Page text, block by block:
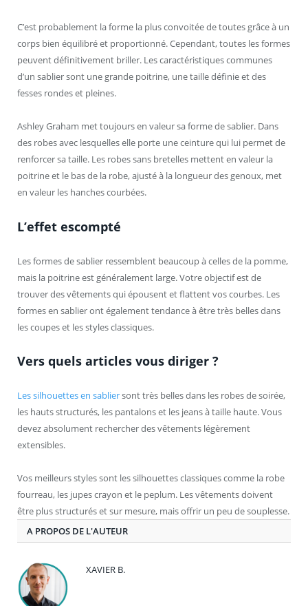
C’est probablement la forme la plus convoitée de toutes grâce à un
corps bien équilibré et proportionné. Cependant, toutes les formes
peuvent définitivement briller. Les caractéristiques communes
d’un sablier sont une grande poitrine, une taille définie et des
fesses rondes et pleines.
Ashley Graham met toujours en valeur sa forme de sablier. Dans
des robes avec lesquelles elle porte une ceinture qui lui permet de
renforcer sa taille. Les robes sans bretelles mettent en valeur la
poitrine et le bas de la robe, ajusté à la longueur des genoux, met
en valeur les hanches courbées.
L’effet escompté
Les formes de sablier ressemblent beaucoup à celles de la pomme,
mais la poitrine est généralement large. Votre objectif est de
trouver des vêtements qui épousent et flattent vos courbes. Les
formes en sablier ont également tendance à être très belles dans
les coupes et les styles classiques.
Vers quels articles vous diriger ?
Les silhouettes en sabliersont très belles dans les robes de soirée,
les hauts structurés, les pantalons et les jeans à taille haute. Vous
devez absolument rechercher des vêtements légèrement
extensibles.
Vos meilleurs styles sont les silhouettes classiques comme la robe
fourreau, les jupes crayon et le peplum. Les vêtements doivent
être plus structurés et sur mesure, mais offrir un peu de souplesse.
A PROPOS DE L'AUTEUR
XAVIER B.